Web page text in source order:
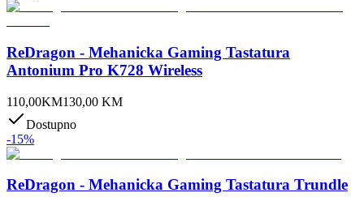
ReDragon - Mehanicka Gaming Tastatura
Antonium Pro K728 Wireless
110,00KM130,00 KM
Dostupno
-15%
ReDragon - Mehanicka Gaming Tastatura Trundle